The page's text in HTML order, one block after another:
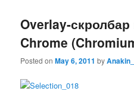
Overlay-
Chrome
Posted onMay 6, 2011 by